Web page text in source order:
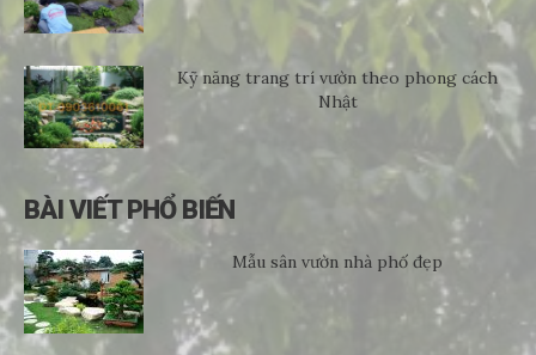
Kỹ năng trang trí vườn theo phong cách
Nhật
BÀI VIẾT PHỔ BIẾN
Mẫu sân vườn nhà phố đẹp